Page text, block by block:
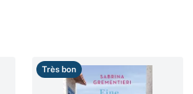
Très bon